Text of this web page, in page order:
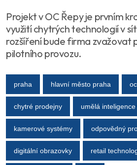
Projekt v OC Řepy je prvním
využití chytrých technologií v
rozšíření bude firma zvažovat
pilotního provozu.
praha hlavní město praha
chytré prodejny umělá
kamerové systémy odpovědný
digitální obrazovky retail